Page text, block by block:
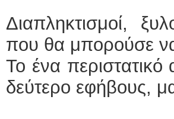
Διαπληκτισμοί,
που θα μπορούσε να
Το ένα περιστατικό
δεύτερο εφήβους,